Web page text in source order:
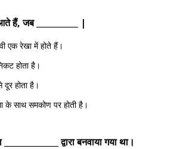
हैं, जब __________ |
एक रेखा में होते हैं।
होता है।
होता है।
के साथ समकोण पर होती है।
द्वारा बनवाया गया था।